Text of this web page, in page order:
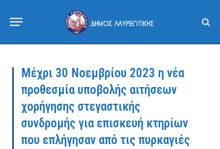
Μέχρι 30 Νοεμβρίου 2023 η νέα
προθεσμία υποβολής αιτήσεων
χορήγησης στεγαστικής
συνδρομής για επισκευή κτηρίων
που επλήγησαν από τις πυρκαγιές